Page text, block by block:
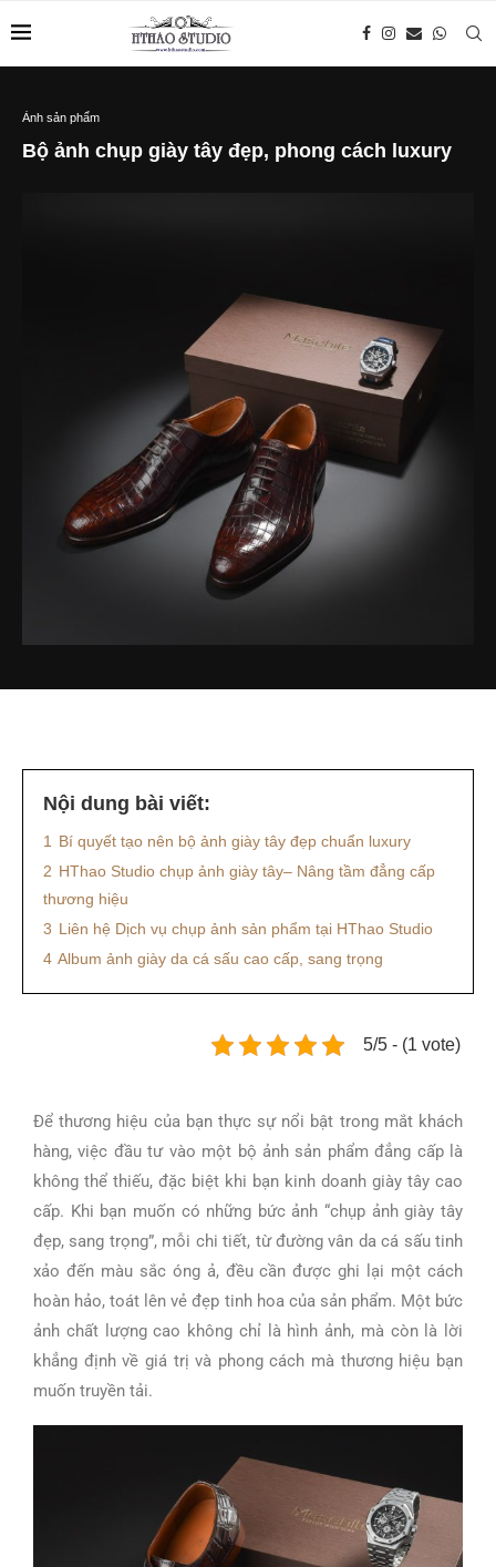
Ảnh sản phẩm
Bộ ảnh chụp giày tây đẹp, phong cách luxury
Nội dung bài viết:
1
Bí quyết tạo nên bộ ảnh giày tây đẹp chuẩn luxury
2 HThao Studio chụp ảnh giày tây– Nâng tầm đẳng cấp
thương hiệu
3 Liên hệ Dịch vụ chụp ảnh sản phẩm tại HThao Studio
4 Album ảnh giày da cá sấu cao cấp, sang trọng
5/5 - (1 vote)
Để thương hiệu của bạn thực sự nổi bật trong mắt khách
hàng, việc đầu tư vào một bộ ảnh sản phẩm đẳng cấp là
không thể thiếu, đặc biệt khi bạn kinh doanh giày tây cao
cấp. Khi bạn muốn có những bức ảnh “chụp ảnh giày tây
đẹp, sang trọng”, mỗi chi tiết, từ đường vân da cá sấu tinh
xảo đến màu sắc óng ả, đều cần được ghi lại một cách
hoàn hảo, toát lên vẻ đẹp tinh hoa của sản phẩm. Một bức
ảnh chất lượng cao không chỉ là hình ảnh, mà còn là lời
khẳng định về giá trị và phong cách mà thương hiệu bạn
muốn truyền tải.